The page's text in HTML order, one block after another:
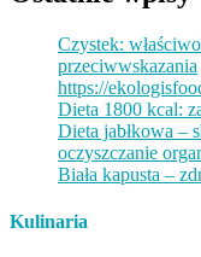
Czystek:
przeciwwskazania
https://
Dieta 1800 kcal:
Dieta jabłkowa –
oczyszczanie
Biała kapusta –
Kulinaria